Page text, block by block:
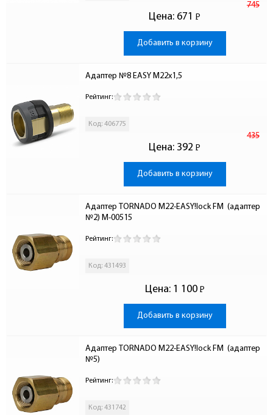
Цена:
745
671 Р
-
Добавить в корзину
Адаптер №8 EASY М22х1,5
Рейтинг:
Код: 406775
Цена:
435
392 Р
-
Добавить в корзину
Адаптер TORNADO М22-EASY!lock FM  (адаптер
№2) M-00515
Рейтинг:
Код: 431493
Цена: 1 100 Р
-
Добавить в корзину
Адаптер TORNADO М22-EASY!lock FM  (адаптер
№5)
Рейтинг:
Код: 431742